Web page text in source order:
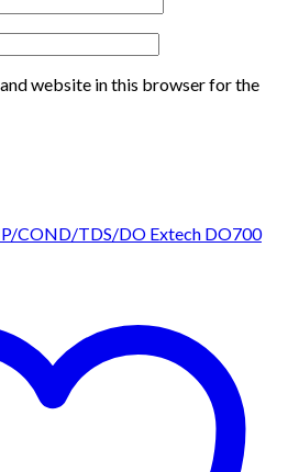
and website in this browser for the